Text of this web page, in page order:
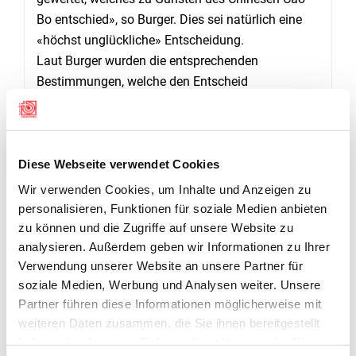
Diese Webseite verwendet Cookies
Wir verwenden Cookies, um Inhalte und Anzeigen zu
personalisieren, Funktionen für soziale Medien anbieten
zu können und die Zugriffe auf unsere Website zu
analysieren. Außerdem geben wir Informationen zu Ihrer
Verwendung unserer Website an unsere Partner für
soziale Medien, Werbung und Analysen weiter. Unsere
Partner führen diese Informationen möglicherweise mit
weiteren Daten zusammen, die Sie ihnen bereitgestellt
Bo entschied», so Burger. Dies sei natürlich eine
«höchst unglückliche» Entscheidung.
Laut Burger wurden die entsprechenden
Bestimmungen, welche den Entscheid
empfinden den Entscheid der Jury als willkürlich»,
hält Burger fest.
PISTOLE 25M MILITÄRISCHES SCHNELLFEUER
FRAUEN
Im Einzelwettkampf Pistole 25m Militärisches
Schnellfeuer trat Rebecca Villiger als einzige
Schweizer Schützin zum Start an. Die junge
Ostschweizerin, die im Hinblick auf ihre zukünftige